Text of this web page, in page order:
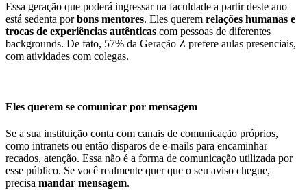
Essa geração que poderá ingressar na faculdade a partir deste ano
está sedenta porbons mentores. Eles querem relações humanas e
trocas de experiências autênticas com pessoas de diferentes
backgrounds. De fato, 57% da Geração Z prefere aulas presenciais,
com atividades com colegas.
Eles querem se comunicar por mensagem
Se a sua instituição conta com canais de comunicação próprios,
como intranets ou então disparos de e-mails para encaminhar
recados, atenção. Essa não é a forma de comunicação utilizada por
esse público. Se você realmente quer que o seu aviso chegue,
precisa mandar mensagem.